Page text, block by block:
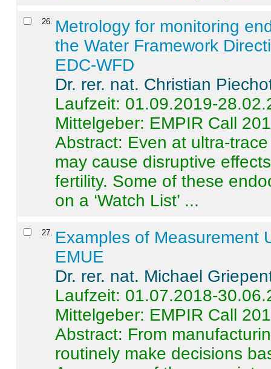
26. Metrology for monitoring
the Water Framework
EDC-WFD
Dr. rer. nat. Christian
Laufzeit: 01.09.2019-
Mittelgeber: EMPIR Call
Abstract: Even at ultra-
may cause disruptive
fertility. Some of these
on a ‘Watch List’ ...
27. Examples of Measurement
EMUE
Dr. rer. nat. Michael
Laufzeit: 01.07.2018-
Mittelgeber: EMPIR Call
Abstract: From
routinely make decisions